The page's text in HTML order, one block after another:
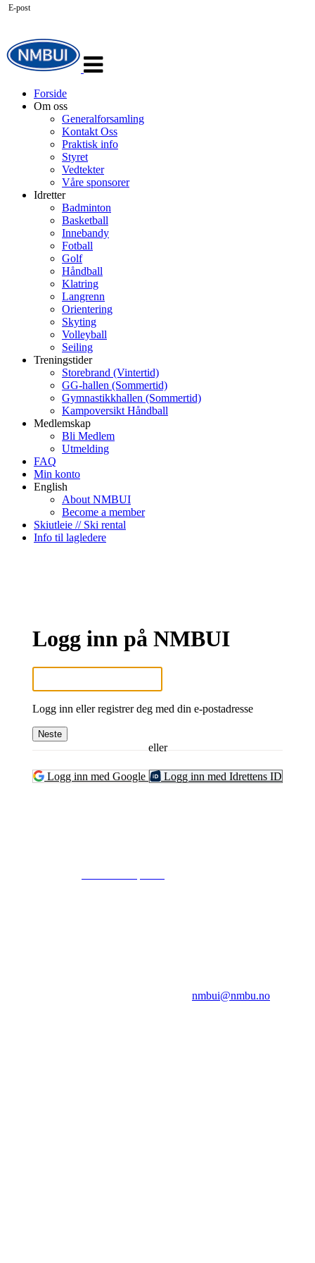
navigasjon
Forside
Om oss
Generalforsamling
Kontakt Oss
Praktisk info
Styret
Vedtekter
Våre sponsorer
Idretter
Badminton
Basketball
Innebandy
Fotball
Golf
Håndball
Klatring
Langrenn
Orientering
Skyting
Volleyball
Seiling
Treningstider
Storebrand (Vintertid)
GG-hallen (Sommertid)
Gymnastikkhallen (Sommertid)
Kampoversikt Håndball
Medlemskap
Bli Medlem
Utmelding
FAQ
Min konto
English
About NMBUI
Become a member
Skiutleie // Ski rental
Info til lagledere
Logg inn på NMBUI
E-post
Logg inn eller registrer deg med din e-postadresse
Neste
eller
Logg inn med Google Logg inn med Idrettens ID
nmbui@nmbu.no